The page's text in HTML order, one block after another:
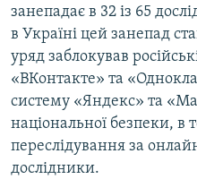
занепадає в 32 із 65
в Україні цей занепад
уряд заблокував
«ВКонтакте» та
систему «Яндекс» та
національної безпеки, в
переслідування за
дослідники.